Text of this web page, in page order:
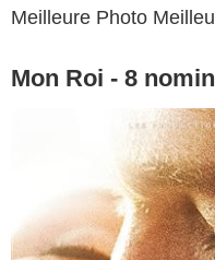
Meilleure Photo
Mon Roi - 8